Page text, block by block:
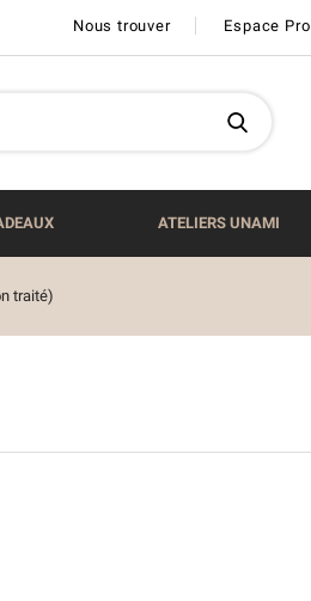
Nous trouver Espace Pro
ATELIERS UNAMI
traité)